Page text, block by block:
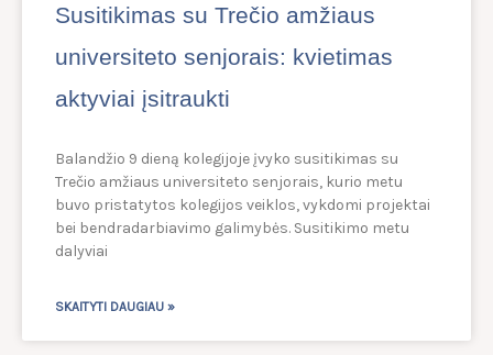
Susitikimas su Trečio amžiaus
universiteto senjorais: kvietimas
aktyviai įsitraukti
Balandžio 9 dieną kolegijoje įvyko susitikimas su
Trečio amžiaus universiteto senjorais, kurio metu
buvo pristatytos kolegijos veiklos, vykdomi projektai
bei bendradarbiavimo galimybės. Susitikimo metu
dalyviai
SKAITYTI DAUGIAU »